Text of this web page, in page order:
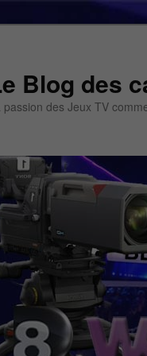
Blog des
passion des Jeux TV